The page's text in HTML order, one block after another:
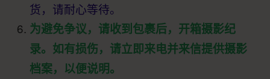
货，请耐心等待。
为避免争议，请收到包裹后，开箱摄影纪
录。如有损伤，请立即来电并来信提供摄影
档案，以便说明。